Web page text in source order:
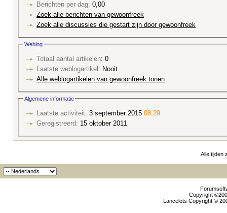
Berichten per dag: 0,00
Zoek alle berichten van gewoonfreek
Zoek alle discussies die gestart zijn door gewoonfreek
Weblog
Totaal aantal artikelen: 0
Laatste weblogartikel
: Nooit
Alle weblogartikelen van gewoonfreek tonen
Algemene informatie
Laatste activiteit: 3 september 201508:29
Geregistreerd: 15 oktober 2011
Alle tijden
Copyright
Lancelots Copyright ©